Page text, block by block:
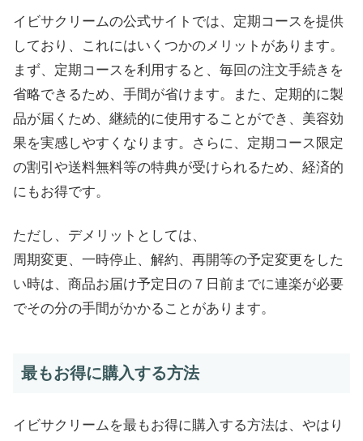
イビサクリームの公式サイトでは、定期コースを提供
しており、これにはいくつかのメリットがあります。
まず、定期コースを利用すると、毎回の注文手続きを
省略できるため、手間が省けます。また、定期的に製
品が届くため、継続的に使用することができ、美容効
果を実感しやすくなります。さらに、定期コース限定
の割引や送料無料等の特典が受けられるため、経済的
にもお得です。
ただし、デメリットとしては、
周期変更、一時停止、解約、再開等の予定変更をした
い時は、商品お届け予定日の７日前までに連楽が必要
でその分の手間がかかることがあります。
最もお得に購入する方法
イビサクリームを最もお得に購入する方法は、やはり